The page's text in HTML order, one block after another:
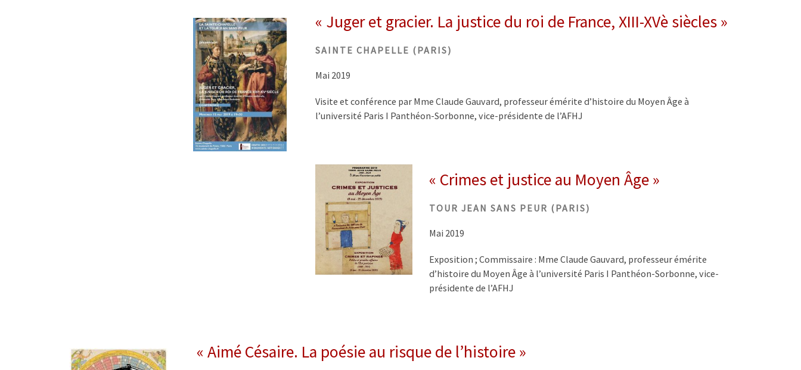
« Juger et gracier. La justice du roi de France, XIII-XVè siècles »
SAINTE CHAPELLE (PARIS)
Mai 2019
Visite et conférence par Mme Claude Gauvard, professeur émérite d’histoire du Moyen Âge à
l’université Paris I Panthéon-Sorbonne, vice-présidente de l’AFHJ
« Crimes et justice au Moyen Âge »
TOUR JEAN SANS PEUR (PARIS)
Mai 2019
Exposition ; Commissaire : Mme Claude Gauvard, professeur émérite
d’histoire du Moyen Âge à l’université Paris I Panthéon-Sorbonne, vice-
présidente de l’AFHJ
« Aimé Césaire. La poésie au risque de l’histoire »